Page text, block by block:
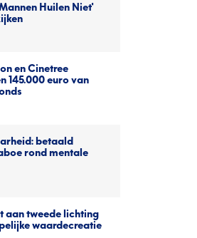
Huilen Niet'
en Cinetree
145.000 euro van
betaald
rond mentale
aan tweede lichting
waardecreatie